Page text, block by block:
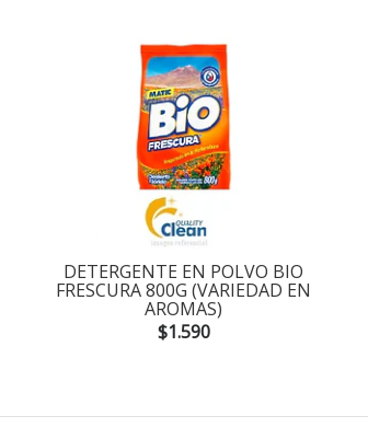
DETERGENTE EN POLVO BIO
FRESCURA 800G (VARIEDAD EN
AROMAS)
$1.590